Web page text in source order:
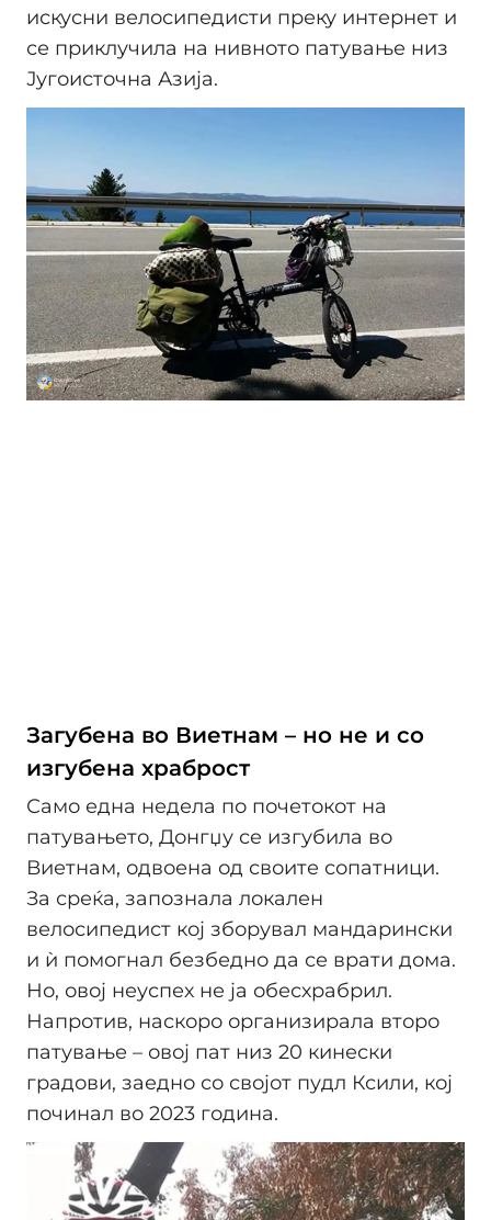
искусни велосипедисти преку интернет и
се приклучила на нивното патување низ
Југоисточна Азија.
Загубена во Виетнам – но не и со
изгубена храброст
Само една недела по почетокот на
патувањето, Донгџу се изгубила во
Виетнам, одвоена од своите сопатници.
За среќа, запознала локален
велосипедист кој зборувал мандарински
и ѝ помогнал безбедно да се врати дома.
Но, овој неуспех не ја обесхрабрил.
Напротив, наскоро организирала второ
патување – овој пат низ 20 кинески
градови, заедно со својот пудл Ксили, кој
починал во 2023 година.